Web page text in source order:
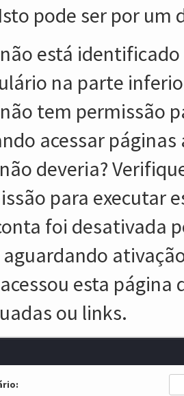
pode ser por um
está
na parte
tem permissão
acessar
deveria?
para executar
foi desativada
esta
ou links.